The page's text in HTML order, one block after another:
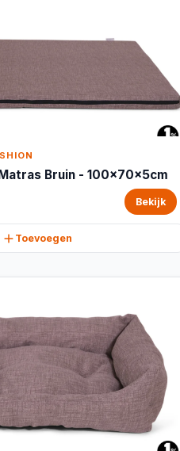
Bruin - 100x70x5cm
Bekijk
Toevoegen